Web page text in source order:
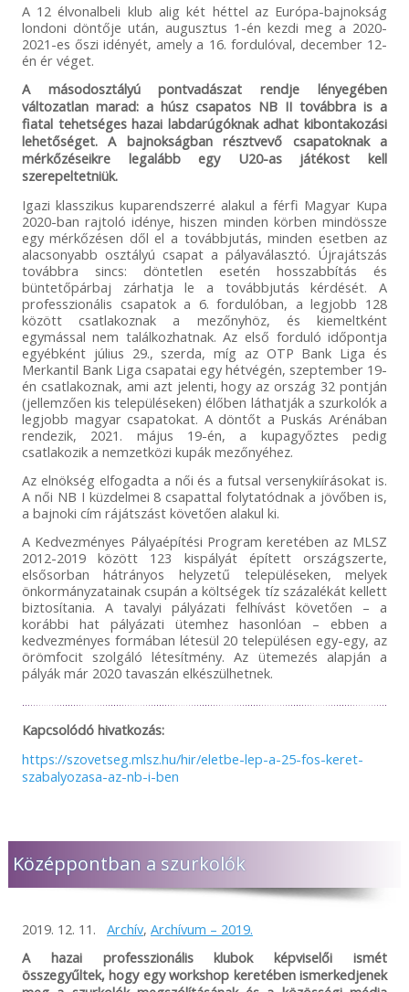
A 12 élvonalbeli klub alig két héttel az Európa-bajnokság
londoni döntője után, augusztus 1-én kezdi meg a 2020-
2021-es őszi idényét, amely a 16. fordulóval, december 12-
én ér véget.
A másodosztályú pontvadászat rendje lényegében
változatlan marad: a húsz csapatos NB II továbbra is a
fiatal tehetséges hazai labdarúgóknak adhat kibontakozási
lehetőséget. A bajnokságban résztvevő csapatoknak a
mérkőzéseikre legalább egy U20-as játékost kell
szerepeltetniük.
Igazi klasszikus kuparendszerré alakul a férfi Magyar Kupa
2020-ban rajtoló idénye, hiszen minden körben mindössze
egy mérkőzésen dől el a továbbjutás, minden esetben az
alacsonyabb osztályú csapat a pályaválasztó. Újrajátszás
továbbra sincs: döntetlen esetén hosszabbítás és
büntetőpárbaj zárhatja le a továbbjutás kérdését. A
professzionális csapatok a 6. fordulóban, a legjobb 128
között csatlakoznak a mezőnyhöz, és kiemeltként
egymással nem találkozhatnak. Az első forduló időpontja
egyébként július 29., szerda, míg az OTP Bank Liga és
Merkantil Bank Liga csapatai egy hétvégén, szeptember 19-
én csatlakoznak, ami azt jelenti, hogy az ország 32 pontján
(jellemzően kis településeken) élőben láthatják a szurkolók a
legjobb magyar csapatokat. A döntőt a Puskás Arénában
rendezik, 2021. május 19-én, a kupagyőztes pedig
csatlakozik a nemzetközi kupák mezőnyéhez.
Az elnökség elfogadta a női és a futsal versenykiírásokat is.
A női NB I küzdelmei 8 csapattal folytatódnak a jövőben is,
a bajnoki cím rájátszást követően alakul ki.
A Kedvezményes Pályaépítési Program keretében az MLSZ
2012-2019 között 123 kispályát épített országszerte,
elsősorban hátrányos helyzetű településeken, melyek
önkormányzatainak csupán a költségek tíz százalékát kellett
biztosítania. A tavalyi pályázati felhívást követően – a
korábbi hat pályázati ütemhez hasonlóan – ebben a
kedvezményes formában létesül 20 településen egy-egy, az
örömfocit szolgáló létesítmény. Az ütemezés alapján a
pályák már 2020 tavaszán elkészülhetnek.
Kapcsolódó hivatkozás:
https://szovetseg.mlsz.hu/hir/eletbe-lep-a-25-fos-keret-
szabalyozasa-az-nb-i-ben
Középpontban a szurkolók
2019. 12. 11. Archív, Archívum – 2019.
A hazai professzionális klubok képviselői ismét
összegyűltek, hogy egy workshop keretében ismerkedjenek